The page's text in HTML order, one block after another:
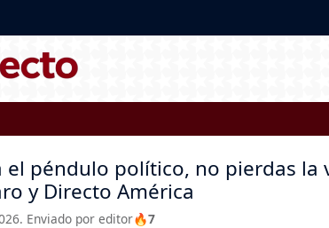
el péndulo político, no pierdas la
y Directo América
Enviado por editor🔥7